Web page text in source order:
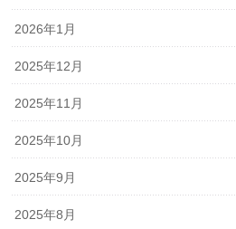
2026年1月
2025年12月
2025年11月
2025年10月
2025年9月
2025年8月